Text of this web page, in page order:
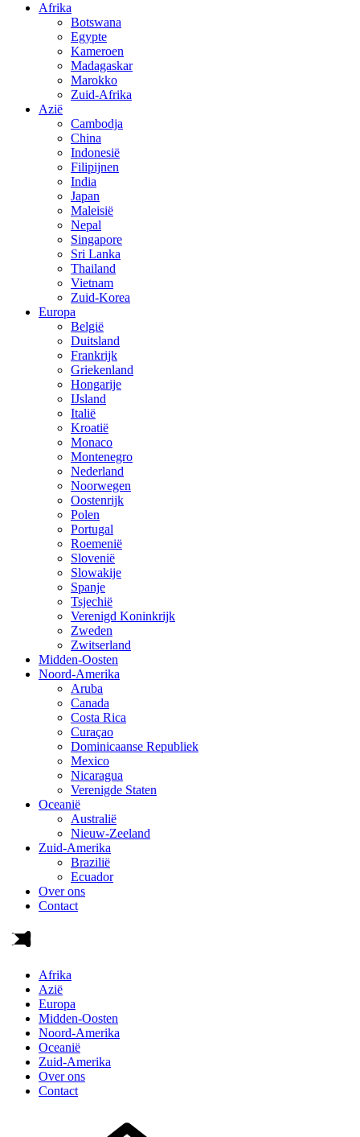
Afrika
Botswana
Egypte
Kameroen
Madagaskar
Marokko
Zuid-Afrika
Azië
Cambodja
China
Indonesië
Filipijnen
India
Japan
Maleisië
Nepal
Singapore
Sri Lanka
Thailand
Vietnam
Zuid-Korea
Europa
België
Duitsland
Frankrijk
Griekenland
Hongarije
IJsland
Italië
Kroatië
Monaco
Montenegro
Nederland
Noorwegen
Oostenrijk
Polen
Portugal
Roemenië
Slovenië
Slowakije
Spanje
Tsjechië
Verenigd Koninkrijk
Zweden
Zwitserland
Midden-Oosten
Noord-Amerika
Aruba
Canada
Costa Rica
Curaçao
Dominicaanse Republiek
Mexico
Nicaragua
Verenigde Staten
Oceanië
Australië
Nieuw-Zeeland
Zuid-Amerika
Brazilië
Ecuador
Over ons
Contact
Afrika
Azië
Europa
Midden-Oosten
Noord-Amerika
Oceanië
Zuid-Amerika
Over ons
Contact